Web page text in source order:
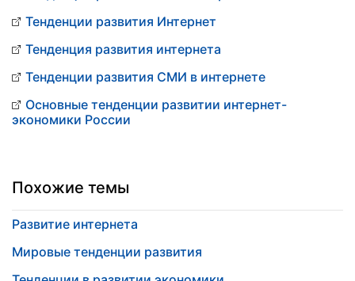
Тенденции развития Интернет
Тенденция развития интернета
Тенденции развития СМИ в интернете
Основные тенденции развитии интернет-
экономики России
Похожие темы
Развитие интернета
Мировые тенденции развития